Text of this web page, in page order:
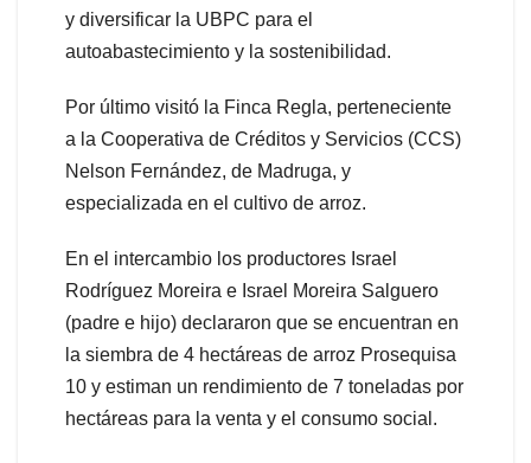
y diversificar la UBPC para el
autoabastecimiento y la sostenibilidad.
Por último visitó la Finca Regla, perteneciente
a la Cooperativa de Créditos y Servicios (CCS)
Nelson Fernández, de Madruga, y
especializada en el cultivo de arroz.
En el intercambio los productores Israel
Rodríguez Moreira e Israel Moreira Salguero
(padre e hijo) declararon que se encuentran en
la siembra de 4 hectáreas de arroz Prosequisa
10 y estiman un rendimiento de 7 toneladas por
hectáreas para la venta y el consumo social.